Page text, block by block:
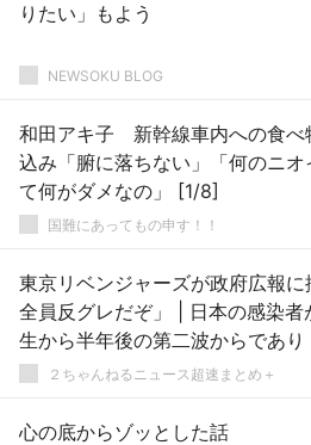
りたい」もよう
NEWSOKU BLOG
和田アキ子 新幹線車内への食べ
込み「腑に落ちない」「何のニオ
て何がダメなの」 [1/8]
国難にあってもの申す！！
東京リベンジャーズが政府広報
全員反グレだぞ」 | 日本の感染者が急増したのはコロナ発
２ちゃんねるニュース超速まとめ＋
心の底からゾッとした話